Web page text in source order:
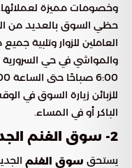
وخصومات مميزة
حظي السوق بالعديد من
العاملين للزوار وتلبية
والمواشي في حي السرورية
للزبائن زيارة السوق في
الباكر أو في المساء.
2- سوق الغنم الجديد بجدة الخمرة
يستحق سوق الغنم